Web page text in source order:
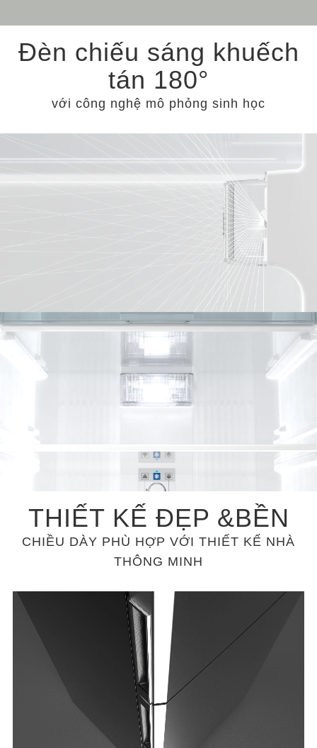
Đèn chiếu sáng khuếch
tán 180°
với công nghệ mô phỏng sinh học
THIẾT KẾ ĐẸP &BỀN
CHIỀU DÀY PHÙ HỢP VỚI THIẾT KẾ NHÀ
THÔNG MINH